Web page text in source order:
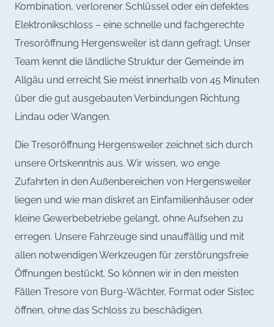
Kombination, verlorener Schlüssel oder ein defektes
Elektronikschloss – eine schnelle und fachgerechte
Tresoröffnung Hergensweiler ist dann gefragt. Unser
Team kennt die ländliche Struktur der Gemeinde im
Allgäu und erreicht Sie meist innerhalb von 45 Minuten
über die gut ausgebauten Verbindungen Richtung
Lindau oder Wangen.
Die Tresoröffnung Hergensweiler zeichnet sich durch
unsere Ortskenntnis aus. Wir wissen, wo enge
Zufahrten in den Außenbereichen von Hergensweiler
liegen und wie man diskret an Einfamilienhäuser oder
kleine Gewerbebetriebe gelangt, ohne Aufsehen zu
erregen. Unsere Fahrzeuge sind unauffällig und mit
allen notwendigen Werkzeugen für zerstörungsfreie
Öffnungen bestückt. So können wir in den meisten
Fällen Tresore von Burg-Wächter, Format oder Sistec
öffnen, ohne das Schloss zu beschädigen.